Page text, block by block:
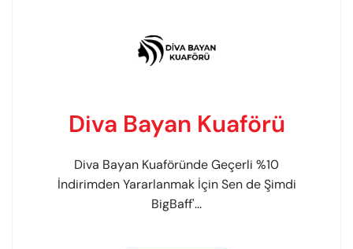
Diva Bayan Kuaförü
Diva Bayan Kuaföründe Geçerli %10
İndirimden Yararlanmak İçin Sen de Şimdi
BigBaff'...